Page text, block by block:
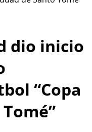
dio inicio
“Copa